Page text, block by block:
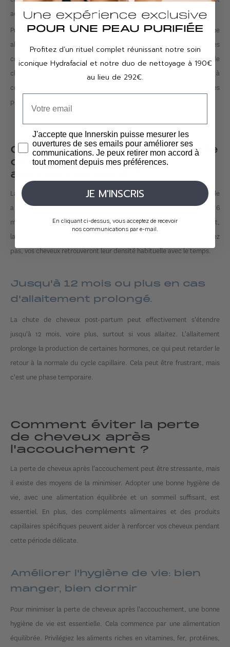
accentuer la perte de cheveux.
Prendre soin de soi pendant cette période est crucial. Adoptez une
alimentation équilibrée, riche en nutriments essentiels, et évitez les
coiffures serrées ou les traitements capillaires agressifs. Si la chute de
cheveux vous inquiète ou persiste au-delà de six mois, n'hésitez pas à
consulter un professionnel de santé pour écarter d'autres causes
possibles et obtenir des conseils adaptés à votre situation.
Quand s'arrête la chute de
cheveux après
accouchement ?
La chute de cheveux post-partum peut sembler interminable, mais elle
a une fin. En général, cette phase de perte de cheveux dure de 2 à 6
mois. Cependant, pour certaines femmes, surtout celles qui allaitent,
la chute de cheveux peut s'étendre jusqu'à un an. Ne vous inquiétez
pas, vos cheveux retrouveront leur densité habituelle avec le temps.
Jusqu'à 12 mois ou plus en cas
d'allaitement prolongé.
La chute de cheveux post-partum peut effectivement s'étendre
jusqu'à 12 mois, voire plus, surtout si vous allaitez. L'allaitement
prolonge la production de certaines hormones, ce qui peut retarder le
retour à la normale du cycle capillaire. Cela peut être frustrant, mais
c'est une phase temporaire.
Comment éviter la perte
de cheveux après
l'accouchement ?
La perte de cheveux après l'accouchement peut être stressante, mais
il existe des moyens de la minimiser. Adopter une bonne hygiène de
vie, avec une alimentation équilibrée et un sommeil suffisant, est
essentiel. En plus, des compléments alimentaires et des produits
capillaires spécifiques peuvent aider à renforcer vos cheveux pendant
cette période délicate.
Améliorer l'hygiène de vie: bien
manger, bien dormir
Pour minimiser la perte de cheveux après l'accouchement, une bonne
hygiène de vie est essentielle. Cela commence par une alimentation
équilibrée. Privilégiez les aliments riches en vitamines, fer, protéines,
Profitez d’un rituel complet réunissant notre soin
iconique Hydrafacial et notre duo de nettoyage à 190€
au lieu de 292€.
J'accepte que Innerskin puisse mesurer les
ouvertures de ses emails pour améliorer ses
communications. Je peux retirer mon accord à
tout moment depuis mes préférences.
JE M'INSCRIS
En cliquant ci-dessus, vous acceptez de recevoir
nos communications par e-mail.